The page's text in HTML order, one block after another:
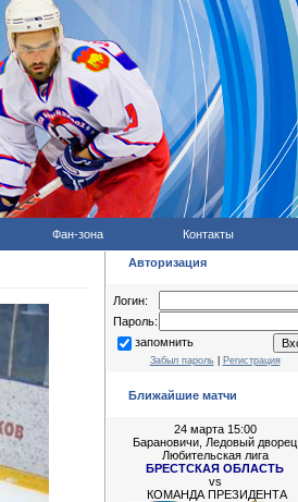
Фан-зона Контакты
Авторизация
Логин:
Пароль:
запомнить
Забыл пароль| Регистрация
Ближайшие матчи
24 марта 15:00
Барановичи, Ледовый дворец
Любительская лига
БРЕСТСКАЯ ОБЛАСТЬ
vs
КОМАНДА ПРЕЗИДЕНТА